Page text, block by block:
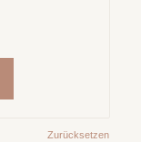
Zurücksetzen